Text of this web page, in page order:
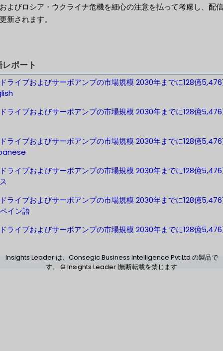
よびロシア・ウクライナ危機を細心の注意を払って考慮し、配
新されます。
ポート
ライブおよびサーボアンプの市場規模 2030年までに128億
ライブおよびサーボアンプの市場規模 2030年までに128億
ライブおよびサーボアンプの市場規模 2030年までに128億
ライブおよびサーボアンプの市場規模 2030年までに128億
ライブおよびサーボアンプの市場規模 2030年までに128億
イン語
ライブおよびサーボアンプの市場規模 2030年までに128億
Insights Leader は、Consegic Business Intelligence Pvt Ltd の製品で
す。 © Insights Leader |無断転載を禁じます